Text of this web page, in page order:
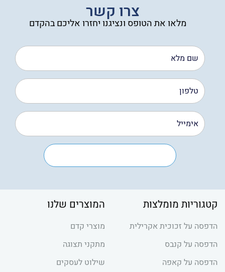
צרו קשר
מלאו את הטופס ונציגנו יחזרו אליכם בהקדם
קטגוריות מומלצות
הדפסה על זכוכית אקרילית
הדפסה על קנבס
הדפסה על קאפה
המוצרים שלנו
מוצרי קדם
מתקני תצוגה
שילוט לעסקים